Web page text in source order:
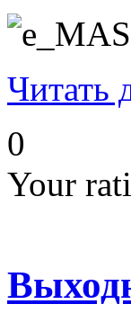
Читать
0
Your